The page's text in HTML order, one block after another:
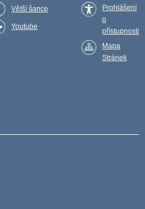
Větší šance
Youtube
Prohlášení
o
přístupnosti
Mapa
Stránek